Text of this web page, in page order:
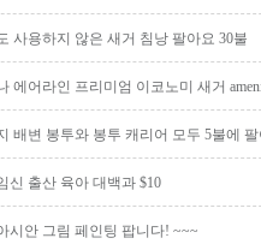
사용하지 않은 새거 침낭 팔아요 30불
에어라인 프리미엄 이코노미 새거
배변 봉투와 봉투 캐리어 모두 5불에
신 출산 육아 대백과 $10
시안 그림 페인팅 팝니다! ~~~